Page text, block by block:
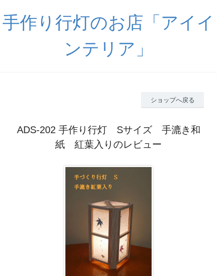
手作り行灯のお店「アイイ
ンテリア」
ショップへ戻る
ADS-202 手作り行灯 Sサイズ 手漉き和
紙 紅葉入りのレビュー